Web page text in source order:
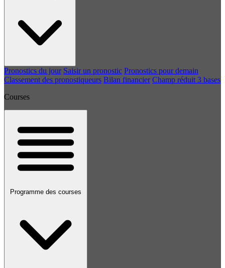
Pronostics du jour Saisir un pronostic Pronostics pour demain
Classement des pronostiqueurs Bilan financier Champ réduit 3 bases
Courses
Programme des courses